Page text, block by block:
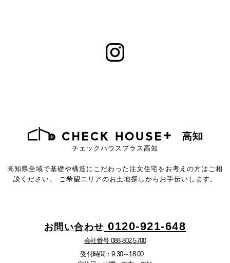
チェックハウスプラス高知
高知県全域で基礎や構造にこだわった注文住宅をお考えの方はご相
談ください。
ご希望エリアのお土地探しからお手伝いします。
お問い合わせ 0120-921-648
会社番号 088-802-5700
受付時間：9:30～18:00